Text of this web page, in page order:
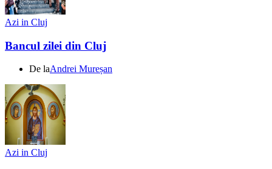
Azi in Cluj
Bancul zilei din Cluj
De laAndrei Mureșan
Azi in Cluj